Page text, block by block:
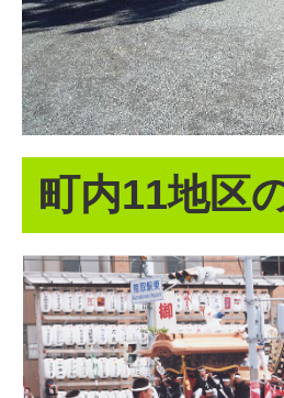
町内11地区